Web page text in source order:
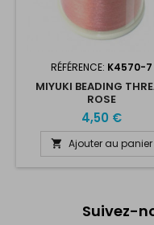
RÉFÉRENCE: K4570-7
MIYUKI BEADING
ROSE
4,50 €
 Ajouter au panier
Suivez-